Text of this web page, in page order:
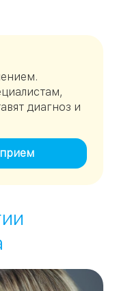
диагноз и